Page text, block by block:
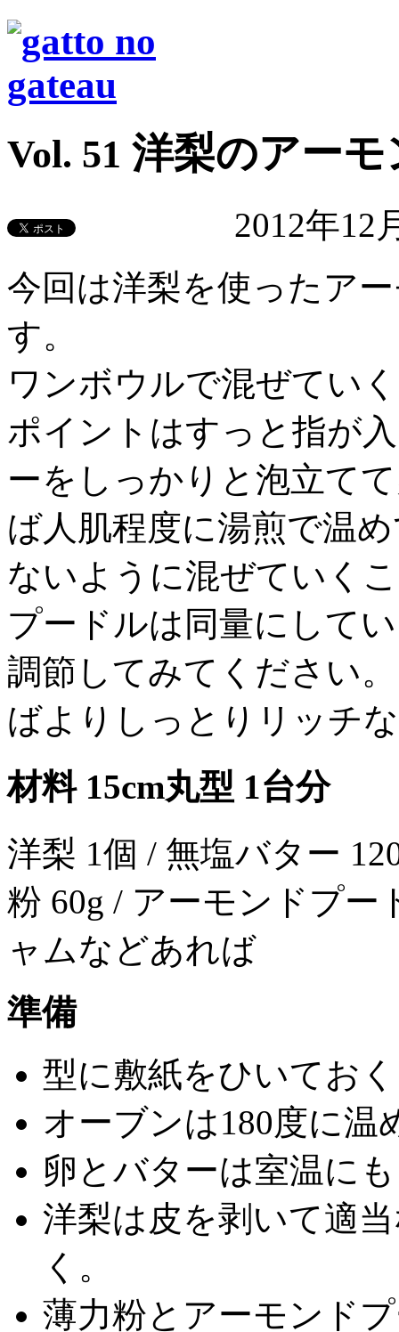
Vol. 51 洋梨のアー
2012年12
今回は洋梨を使ったア
す。
ワンボウルで混ぜてい
ポイントはすっと指が
ーをしっかりと泡立て
ば人肌程度に湯煎で温
ないように混ぜていく
プードルは同量にして
調節してみてください
ばよりしっとりリッチ
材料 15cm丸型 1台分
洋梨 1個 / 無塩バター
粉 60g / アーモンドプー
ャムなどあれば
準備
型に敷紙をひいてお
オーブンは180度に温
卵とバターは室温に
洋梨は皮を剥いて適
く。
薄力粉とアーモンド